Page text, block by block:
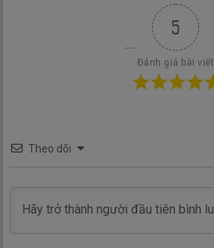
5
Đánh giá bài viết
Theo dõi